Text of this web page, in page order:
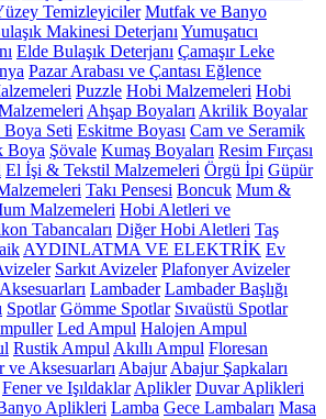
Temizleyiciler Mutfak ve Banyo
Makinesi Deterjanı Yumuşatıcı
Elde Bulaşık Deterjanı Çamaşır Leke
Pazar Arabası ve Çantası Eğlence
Puzzle Hobi Malzemeleri Hobi
Ahşap Boyaları Akrilik Boyalar
Boya Seti Eskitme Boyası Cam ve Seramik
Boya Şövale Kumaş Boyaları Resim Fırçası
El İşi & Tekstil Malzemeleri Örgü İpi Güpür
Takı Pensesi Boncuk Mum &
Malzemeleri Hobi Aletleri ve
Tabancaları Diğer Hobi Aletleri Taş
AYDINLATMA VE ELEKTRİK Ev
Sarkıt Avizeler Plafonyer Avizeler
Lambader Lambader Başlığı
Spotlar Gömme Spotlar Sıvaüstü Spotlar
Led Ampul Halojen Ampul
Rustik Ampul Akıllı Ampul Floresan
ve Aksesuarları Abajur Abajur Şapkaları
Fener ve Işıldaklar Aplikler Duvar Aplikleri
Aplikleri Lamba Gece Lambaları Masa